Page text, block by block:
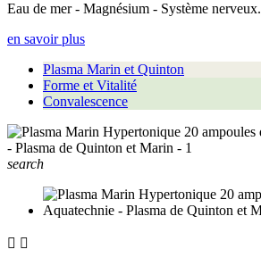
Eau de mer - Magnésium - Système nerveux.
en savoir plus
Plasma Marin et Quinton
Forme et Vitalité
Convalescence
search
 